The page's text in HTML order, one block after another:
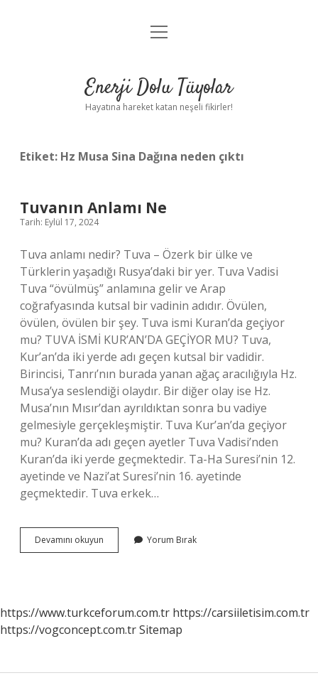
Anasayfa
Yasal Uyarı
menüyü
Enerji Dolu Tüyolar
Hayatına hareket katan neşeli fikirler!
Etiket: Hz Musa Sina Dağına neden çıktı
Tuvanın Anlamı Ne
Tarih: Eylül 17, 2024
Tuva anlamı nedir? Tuva – Özerk bir ülke ve
Türklerin yaşadığı Rusya’daki bir yer. Tuva Vadisi
Tuva “övülmüş” anlamına gelir ve Arap
coğrafyasında kutsal bir vadinin adıdır. Övülen,
övülen, övülen bir şey. Tuva ismi Kuran’da geçiyor
mu? TUVA İSMİ KUR’AN’DA GEÇİYOR MU? Tuva,
Kur’an’da iki yerde adı geçen kutsal bir vadidir.
Birincisi, Tanrı’nın burada yanan ağaç aracılığıyla Hz.
Musa’ya seslendiği olaydır. Bir diğer olay ise Hz.
Musa’nın Mısır’dan ayrıldıktan sonra bu vadiye
gelmesiyle gerçekleşmiştir. Tuva Kur’an’da geçiyor
mu? Kuran’da adı geçen ayetler Tuva Vadisi’nden
Kuran’da iki yerde geçmektedir. Ta-Ha Suresi’nin 12.
ayetinde ve Nazi’at Suresi’nin 16. ayetinde
geçmektedir. Tuva erkek…
Devamını okuyun
Anlamı
Yorum Bırak
https://www.turkceforum.com.tr https://carsiiletisim.com.tr
https://vogconcept.com.trSitemap